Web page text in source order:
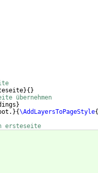
}{ }
übernehmen
}
}{\AddLayersToPageStyle{
ersteseite